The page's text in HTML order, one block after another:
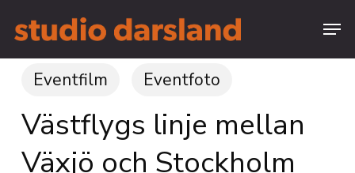
content
Menu
Eventfilm Eventfoto
Västflygs linje mellan
Växjö och Stockholm